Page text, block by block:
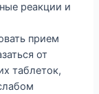
реакции и
прием
от
таблеток,